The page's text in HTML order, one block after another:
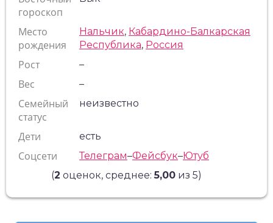
гороскоп
Место
рождения
Нальчик, Кабардино-Балкарская
Республика, Россия
Рост –
Вес –
Семейный
статус
неизвестно
Дети есть
Соцсети Телеграм–Фейсбук–Ютуб
(2 оценок, среднее:5,00 из 5)